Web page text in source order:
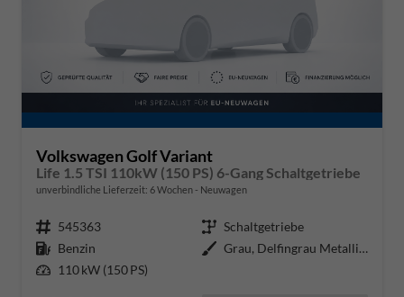
Volkswagen Golf Variant
Life 1.5 TSI 110kW (150 PS) 6-Gang Schaltgetriebe
unverbindliche Lieferzeit: 6 Wochen Neuwagen
Fahrzeugnr. 545363 Getriebe Schaltgetriebe
Kraftstoff Benzin Außenfarbe
Grau, Delfingrau Metallic (B0)
Leistung 110 kW (150 PS)